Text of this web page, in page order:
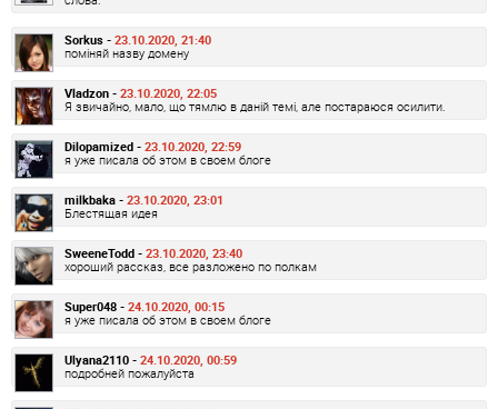
Sorkus - 23.10.2020, 21:40
поміняй назву домену
Vladzon - 23.10.2020, 22:05
Я звичайно, мало, що тямлю в даній темі, але постараюся осилити.
Dilopamized - 23.10.2020, 22:59
я уже писала об этом в своем блоге
milkbaka - 23.10.2020, 23:01
Блестящая идея
SweeneTodd - 23.10.2020, 23:40
хороший рассказ, все разложено по полкам
Super048 - 24.10.2020, 00:15
я уже писала об этом в своем блоге
Ulyana2110 - 24.10.2020, 00:59
подробней пожалуйста